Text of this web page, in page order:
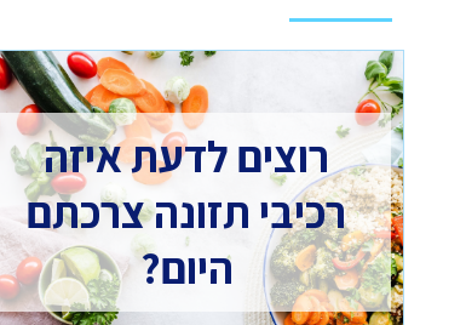
רוצים לדעת איזה
רכיבי תזונה צרכתם
היום?